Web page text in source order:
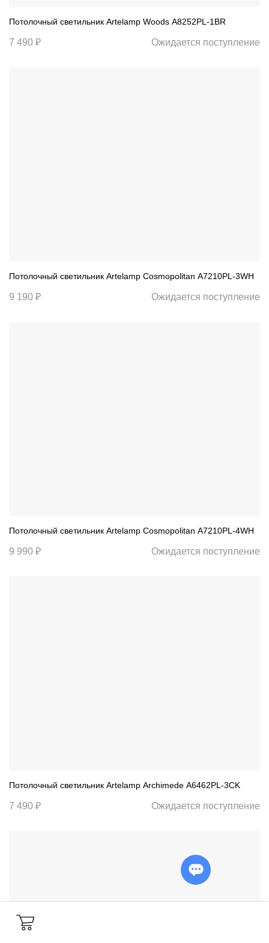
Потолочный светильник Artelamp Woods A8252PL-1BR
7 490 ₽ Ожидается поступление
Потолочный светильник Artelamp Cosmopolitan A7210PL-3WH
9 190 ₽ Ожидается поступление
Потолочный светильник Artelamp Cosmopolitan A7210PL-4WH
9 990 ₽ Ожидается поступление
Потолочный светильник Artelamp Archimede A6462PL-3CK
7 490 ₽ Ожидается поступление